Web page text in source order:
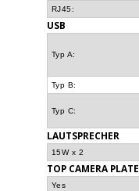
RJ45:
USB
Typ A:
Typ B:
Typ C:
LAUTSPRECHER
15W x 2
TOP CAMERA PLATE
Yes